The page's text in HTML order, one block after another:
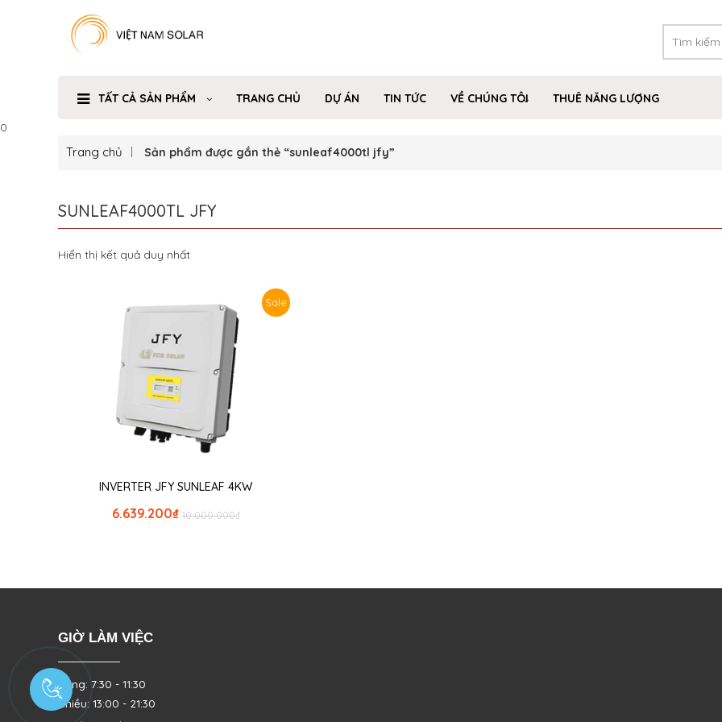
TẤT CẢ SẢN PHẨM TRANG CHỦ DỰ ÁN TIN TỨC VỀ CHÚNG TÔI
THUÊ NĂNG LƯỢNG
0
Trang chủ Sản phẩm được gắn thẻ “sunleaf4000tl jfy”
SUNLEAF4000TL JFY
Hiển thị kết quả duy nhất
Sale
INVERTER JFY SUNLEAF 4KW
₫
10.000.000
₫
6.639.200
GIỜ LÀM VIỆC
Sáng: 7:30 - 11:30
Chiều: 13:00 - 21:30